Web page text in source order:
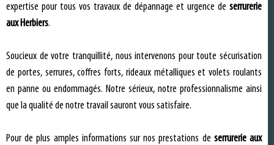
expertise pour tous vos travaux de dépannage et urgence de serrurerie
aux Herbiers.
Soucieux de votre tranquillité, nous intervenons pour toute sécurisation
de portes, serrures, coffres forts, rideaux métalliques et volets roulants
en panne ou endommagés. Notre sérieux, notre professionnalisme ainsi
que la qualité de notre travail sauront vous satisfaire.
Pour de plus amples informations sur nos prestations de serrurerie aux